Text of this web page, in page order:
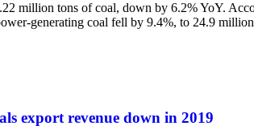
million tons of coal, down by 6.2% YoY.
generating coal fell by 9.4%, to 24.9
export revenue down in 2019